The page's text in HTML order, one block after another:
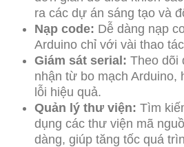
ra các dự án sáng tạo và
Nạp code: Dễ dàng nạp
Arduino chỉ với vài thao
Giám sát serial: Theo dõi
nhận từ bo mạch Arduino,
lỗi hiệu quả.
Quản lý thư viện: Tìm
dụng các thư viện mã
dàng, giúp tăng tốc quá